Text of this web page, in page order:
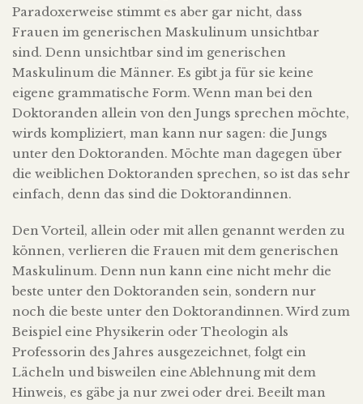
Paradoxerweise stimmt es aber gar nicht, dass
Frauen im generischen Maskulinum unsichtbar
sind. Denn unsichtbar sind im generischen
Maskulinum die Männer. Es gibt ja für sie keine
eigene grammatische Form. Wenn man bei den
Doktoranden allein von den Jungs sprechen möchte,
wirds kompliziert, man kann nur sagen: die Jungs
unter den Doktoranden. Möchte man dagegen über
die weiblichen Doktoranden sprechen, so ist das sehr
einfach, denn das sind die Doktorandinnen.
Den Vorteil, allein oder mit allen genannt werden zu
können, verlieren die Frauen mit dem generischen
Maskulinum. Denn nun kann eine nicht mehr die
beste unter den Doktoranden sein, sondern nur
noch die beste unter den Doktorandinnen. Wird zum
Beispiel eine Physikerin oder Theologin als
Professorin des Jahres ausgezeichnet, folgt ein
Lächeln und bisweilen eine Ablehnung mit dem
Hinweis, es gäbe ja nur zwei oder drei. Beeilt man